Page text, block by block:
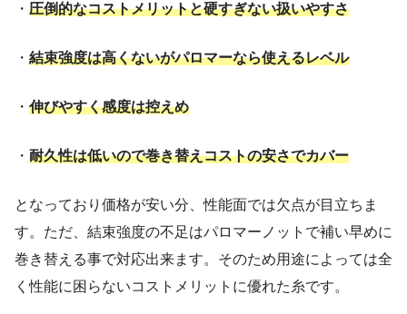
・ 圧倒的なコストメリットと硬すぎない扱いやすさ
・ 結束強度は高くないがパロマーなら使えるレベル
・ 伸びやすく感度は控えめ
・ 耐久性は低いので巻き替えコストの安さでカバー
となっており価格が安い分、性能面では欠点が目立ちま
す。ただ、結束強度の不足はパロマーノットで補い早めに
巻き替える事で対応出来ます。そのため用途によっては全
く性能に困らないコストメリットに優れた糸です。